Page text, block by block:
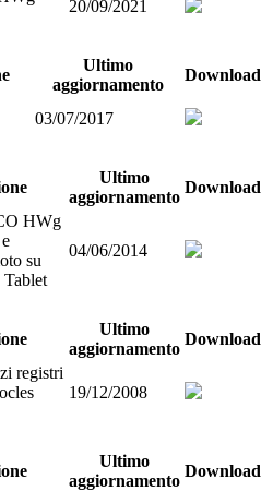
20/09/2021
Ultimo
aggiornamento
Download
03/07/2017
Ultimo
aggiornamento
Download
HWg
su
Tablet
04/06/2014
Ultimo
aggiornamento
Download
registri
19/12/2008
Ultimo
aggiornamento
Download